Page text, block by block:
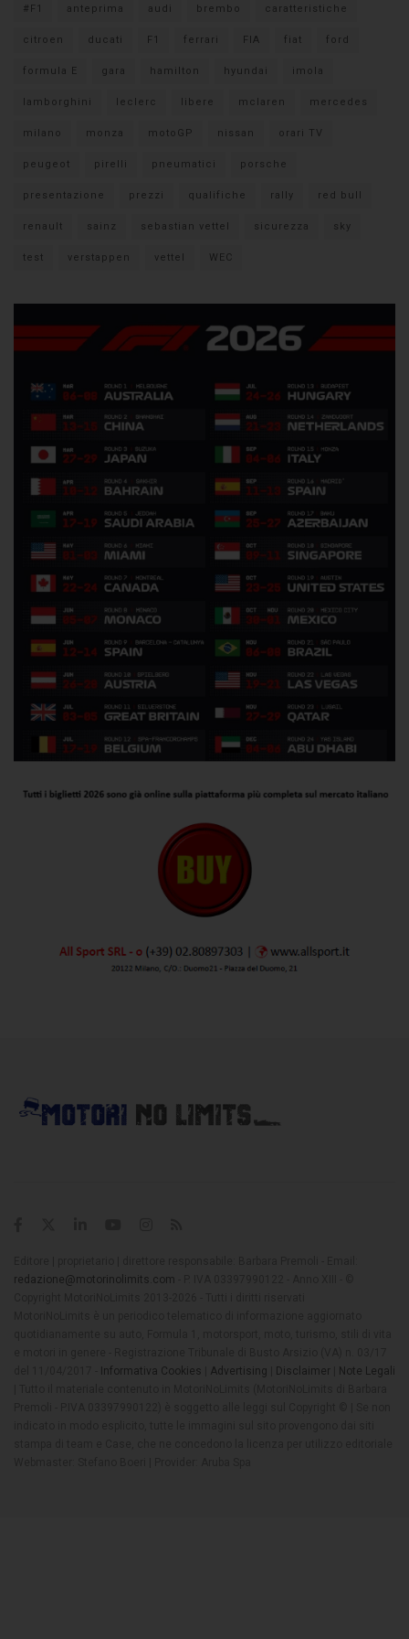
#F1 anteprima audi brembo caratteristiche
citroen ducati F1 ferrari FIA fiat ford
formula E gara hamilton hyundai imola
lamborghini leclerc libere mclaren mercedes
milano monza motoGP nissan orari TV
peugeot pirelli pneumatici porsche
presentazione prezzi qualifiche rally red bull
renault sainz sebastian vettel sicurezza sky
test verstappen vettel WEC
redazione@motorinolimits.com
Informativa Cookies Advertising Disclaimer
Note Legali